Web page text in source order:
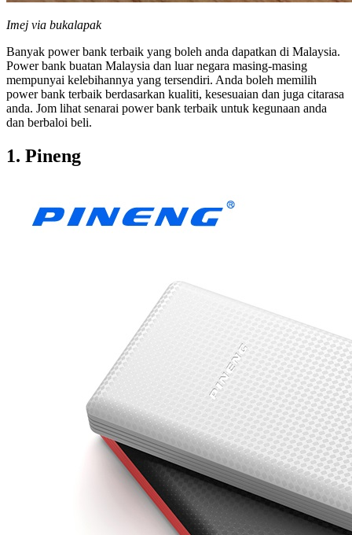
Imej via bukalapak
Banyak power bank terbaik yang boleh anda dapatkan di Malaysia.
Power bank buatan Malaysia dan luar negara masing-masing
mempunyai kelebihannya yang tersendiri. Anda boleh memilih
power bank terbaik berdasarkan kualiti, kesesuaian dan juga citarasa
anda. Jom lihat senarai power bank terbaik untuk kegunaan anda
dan berbaloi beli.
1. Pineng